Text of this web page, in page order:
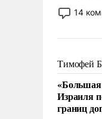
Мир, где политические
прожекты
Еревану
нужно
14
Тимофей
«Большая
Израиля
границ